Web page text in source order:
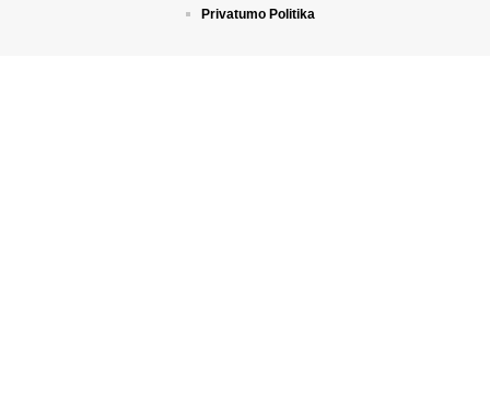
Privatumo Politika